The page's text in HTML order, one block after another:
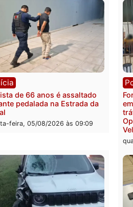
Rondônia
Médicos são investigados por
suspeita de receber salário sem
cumprir carga horária em RO
quarta-feira, 05/08/2026 às 12:25